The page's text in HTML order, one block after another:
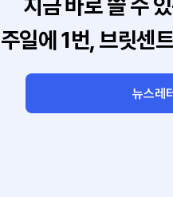
지금 바로 쓸 수
일에 1번, 브릿센
뉴스레